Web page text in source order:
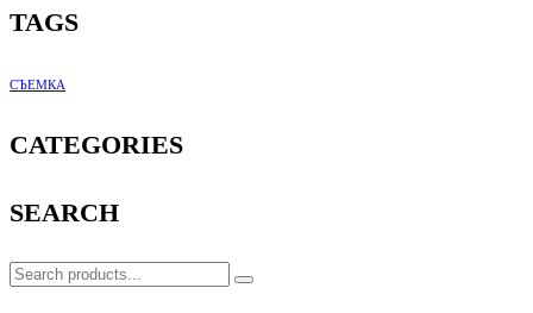
TAGS
СЪЕМКА
CATEGORIES
SEARCH